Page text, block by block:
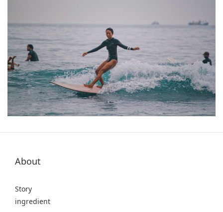
About
Story
ingredient